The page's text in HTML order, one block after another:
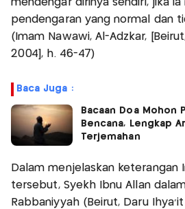
mendengar dirinya sendiri, jika ia
pendengaran yang normal dan
(Imam Nawawi, Al-Adzkar,
2004], h. 46-47)
Baca Juga :
Bacaan Doa Mohon
Bencana, Lengkap
Terjemahan
Dalam menjelaskan keterangan
tersebut, Syekh Ibnu Allan
Rabbaniyyah (Beirut, Daru